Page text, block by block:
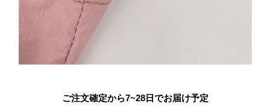
ご注文確定から7~28日でお届け予定